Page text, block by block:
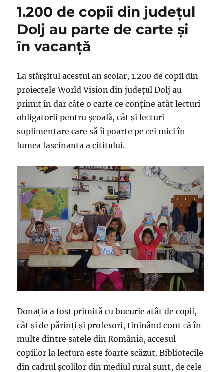
1.200 de copii din judeţul
Dolj au parte de carte şi
în vacanţă
La sfârşitul acestui an scolar, 1.200 de copii din
proiectele World Vision din judeţul Dolj au
primit în dar câte o carte ce conţine atât lecturi
obligatorii pentru şcoală, cât şi lecturi
suplimentare care să îi poarte pe cei mici în
lumea fascinanta a cititului.
Donaţia a fost primită cu bucurie atât de copii,
cât şi de părinţi şi profesori, tininând cont că în
multe dintre satele din România, accesul
copiilor la lectura este foarte scăzut. Bibliotecile
din cadrul şcolilor din mediul rural sunt, de cele